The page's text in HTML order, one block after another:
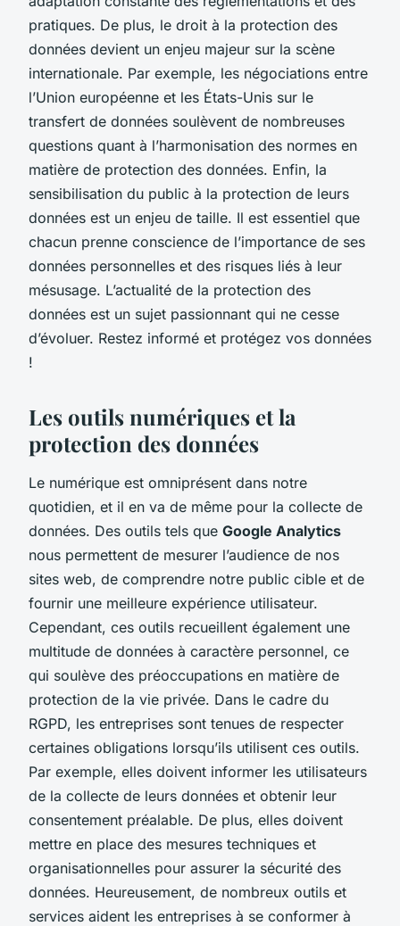
pratiques. De plus, le droit à la protection des
données devient un enjeu majeur sur la scène
internationale. Par exemple, les négociations entre
l’Union européenne et les États-Unis sur le
transfert de données soulèvent de nombreuses
questions quant à l’harmonisation des normes en
matière de protection des données. Enfin, la
sensibilisation du public à la protection de leurs
données est un enjeu de taille. Il est essentiel que
chacun prenne conscience de l’importance de ses
données personnelles et des risques liés à leur
mésusage. L’actualité de la protection des
données est un sujet passionnant qui ne cesse
d’évoluer. Restez informé et protégez vos données
!
Les outils numériques et la
protection des données
Le numérique est omniprésent dans notre
quotidien, et il en va de même pour la collecte de
données. Des outils tels que Google Analytics
nous permettent de mesurer l’audience de nos
sites web, de comprendre notre public cible et de
fournir une meilleure expérience utilisateur.
Cependant, ces outils recueillent également une
multitude de données à caractère personnel, ce
qui soulève des préoccupations en matière de
protection de la vie privée. Dans le cadre du
RGPD, les entreprises sont tenues de respecter
certaines obligations lorsqu’ils utilisent ces outils.
Par exemple, elles doivent informer les utilisateurs
de la collecte de leurs données et obtenir leur
consentement préalable. De plus, elles doivent
mettre en place des mesures techniques et
organisationnelles pour assurer la sécurité des
données. Heureusement, de nombreux outils et
services aident les entreprises à se conformer à